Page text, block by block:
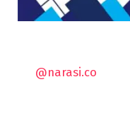
@narasi.co